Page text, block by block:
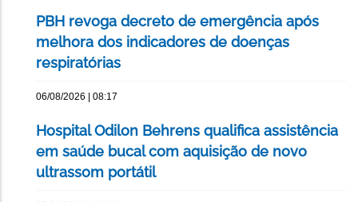
PBH revoga decreto de emergência após
melhora dos indicadores de doenças
respiratórias
06/08/2026 | 08:17
Hospital Odilon Behrens qualifica assistência
em saúde bucal com aquisição de novo
ultrassom portátil